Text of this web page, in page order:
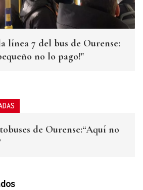
línea 7 del bus de Ourense:
no lo pago!"
de Ourense:“Aquí no